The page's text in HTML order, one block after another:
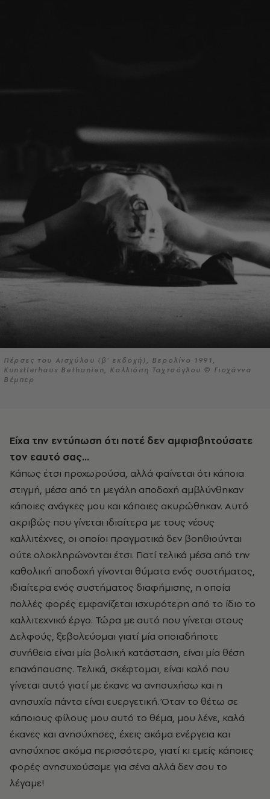
Πέρσες του Αισχύλου (β' εκδοχή), Βερολίνο 1991,
Kunstlerhaus Bethanien, Καλλιόπη Ταχτσόγλου © Γιοχάννα
Βέμπερ
Είχα την εντύπωση ότι ποτέ δεν αμφισβητούσατε
τον εαυτό σας...
Κάπως έτσι προχωρούσα, αλλά φαίνεται ότι κάποια
στιγμή, μέσα από τη μεγάλη αποδοχή αμβλύνθηκαν
κάποιες ανάγκες μου και κάποιες ακυρώθηκαν. Αυτό
ακριβώς που γίνεται ιδιαίτερα με τους νέους
καλλιτέχνες, οι οποίοι πραγματικά δεν βοηθιούνται
ούτε ολοκληρώνονται έτσι. Γιατί τελικά μέσα από την
καθολική αποδοχή γίνονται θύματα ενός συστήματος,
ιδιαίτερα ενός συστήματος διαφήμισης, η οποία
πολλές φορές εμφανίζεται ισχυρότερη από το ίδιο το
καλλιτεχνικό έργο. Τώρα με αυτό που γίνεται στους
Δελφούς, ξεβολεύομαι γιατί μία οποιαδήποτε
συνήθεια είναι μία βολική κατάσταση, είναι μία θέση
επανάπαυσης. Τελικά, σκέφτομαι, είναι καλό που
γίνεται αυτό γιατί με έκανε να ανησυχήσω και η
ανησυχία πάντα είναι ευεργετική. Όταν το θέτω σε
κάποιους φίλους μου αυτό το θέμα, μου λένε, καλά
έκανες και ανησύχησες, έχεις ακόμα ενέργεια και
ανησύχησε ακόμα περισσότερο, γιατί κι εμείς κάποιες
φορές ανησυχούσαμε για σένα αλλά δεν σου το
λέγαμε!